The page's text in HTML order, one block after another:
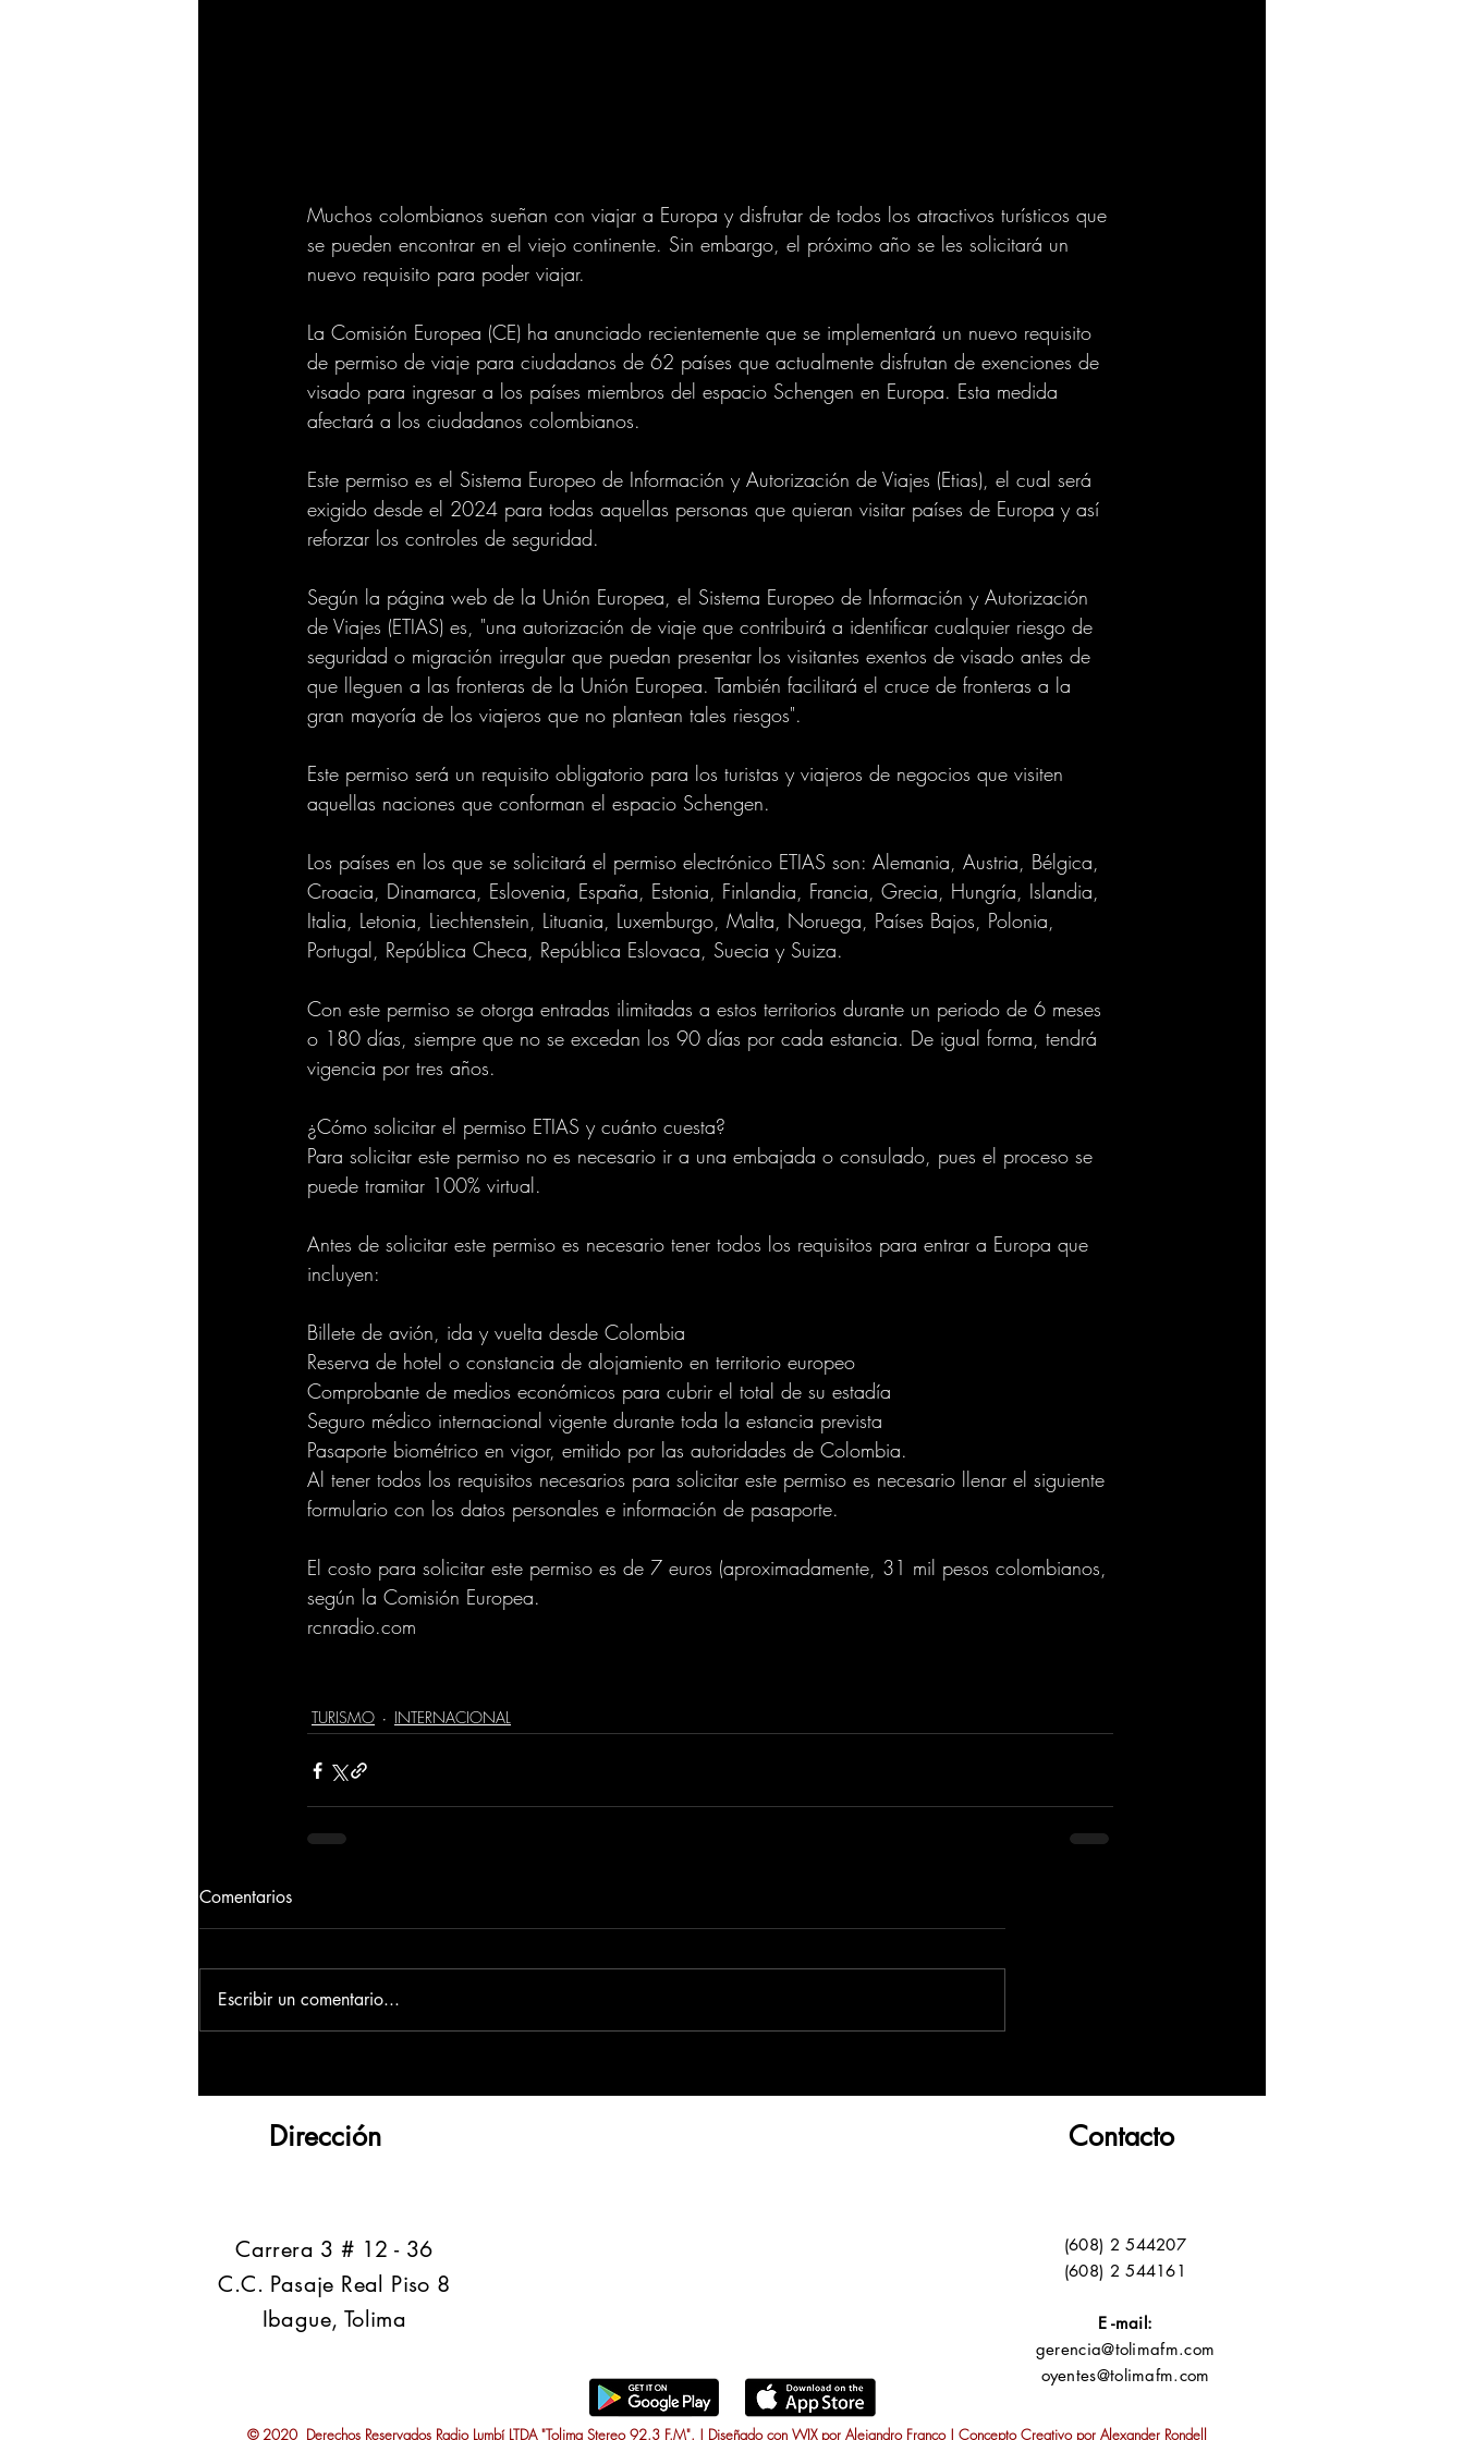
Muchos colombianos sueñan con viajar a Europa y disfrutar de todos los atractivos turísticos que
se pueden encontrar en el viejo continente. Sin embargo, el próximo año se les solicitará un
nuevo requisito para poder viajar.
La Comisión Europea (CE) ha anunciado recientemente que se implementará un nuevo requisito
de permiso de viaje para ciudadanos de 62 países que actualmente disfrutan de exenciones de
visado para ingresar a los países miembros del espacio Schengen en Europa. Esta medida
afectará a los ciudadanos colombianos.
Este permiso es el Sistema Europeo de Información y Autorización de Viajes (Etias), el cual será
exigido desde el 2024 para todas aquellas personas que quieran visitar países de Europa y así
reforzar los controles de seguridad.
Según la página web de la Unión Europea, el Sistema Europeo de Información y Autorización
de Viajes (ETIAS) es, "una autorización de viaje que contribuirá a identificar cualquier riesgo de
seguridad o migración irregular que puedan presentar los visitantes exentos de visado antes de
que lleguen a las fronteras de la Unión Europea. También facilitará el cruce de fronteras a la
gran mayoría de los viajeros que no plantean tales riesgos".
Este permiso será un requisito obligatorio para los turistas y viajeros de negocios que visiten
aquellas naciones que conforman el espacio Schengen.
Los países en los que se solicitará el permiso electrónico ETIAS son: Alemania, Austria, Bélgica,
Croacia, Dinamarca, Eslovenia, España, Estonia, Finlandia, Francia, Grecia, Hungría, Islandia,
Italia, Letonia, Liechtenstein, Lituania, Luxemburgo, Malta, Noruega, Países Bajos, Polonia,
Portugal, República Checa, República Eslovaca, Suecia y Suiza.
Con este permiso se otorga entradas ilimitadas a estos territorios durante un periodo de 6 meses
o 180 días, siempre que no se excedan los 90 días por cada estancia. De igual forma, tendrá
vigencia por tres años.
¿Cómo solicitar el permiso ETIAS y cuánto cuesta?
Para solicitar este permiso no es necesario ir a una embajada o consulado, pues el proceso se
puede tramitar 100% virtual.
Antes de solicitar este permiso es necesario tener todos los requisitos para entrar a Europa que
incluyen:
Billete de avión, ida y vuelta desde Colombia
Reserva de hotel o constancia de alojamiento en territorio europeo
Comprobante de medios económicos para cubrir el total de su estadía
Seguro médico internacional vigente durante toda la estancia prevista
Pasaporte biométrico en vigor, emitido por las autoridades de Colombia.
Al tener todos los requisitos necesarios para solicitar este permiso es necesario llenar el siguiente
formulario con los datos personales e información de pasaporte.
El costo para solicitar este permiso es de 7 euros (aproximadamente, 31 mil pesos colombianos,
según la Comisión Europea.
rcnradio.com
TURISMO INTERNACIONAL
Comentarios
Escribir un comentario...
Dirección
​Carrera 3 # 12 - 36
C.C. Pasaje Real Piso 8
Ibague, Tolima
Contacto
(608) 2 544207
(608) 2 544161
E -mail:
gerencia@tolimafm.com
oyentes@tolimafm.com
© 2020 Derechos Reservados Radio Lumbí LTDA "Tolima Stereo 92.3 F.M". | Diseñado con WIX por Alejandro Franco | Concepto Creativo por Alexander Rondell